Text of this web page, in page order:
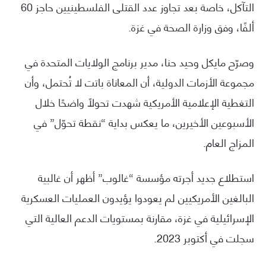
التآكل، خاصة بعد تجاوز عدد القتلى الفلسطينيين حاجز 60
ألفًا، وفق وزارة الصحة في غزة.
وصرّح مايكل وحيد حنا، مدير برنامج الولايات المتحدة في
مجموعة الأزمات الدولية، أن المعاناة باتت لا تُحتمل، وأن
التغطية الإعلامية الأمريكية شهدت تحولًا واضحًا خلال
الأسبوعين الأخيرين، ما يعكس بداية “نقطة تحوّل” في
المزاج العام.
استطلاع جديد أجرته مؤسسة “غالوب” أظهر أن غالبية
البالغين الأمريكيين لم يعودوا يؤيدون العمليات العسكرية
الإسرائيلية في غزة، مقارنة بمستويات الدعم العالية التي
سجلت في أكتوبر 2023.